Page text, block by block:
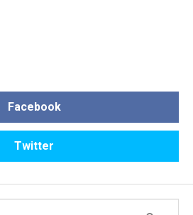
Facebook
Twitter